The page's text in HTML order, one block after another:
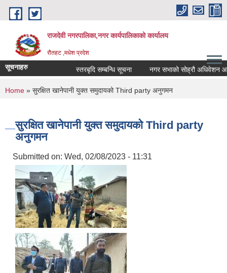
Skip to main content
राजदेवी नगरपालिका,नगर कार्यपालिकाको कार्यालय
रौतहट ,मधेश प्रदेश
सूचनाहरु स्तरबृदि सम्बन्धि सूचना नगर सभाको सोह्रौ अधिवेशन
You are here
Home » सुरक्षित खानेपानी युक्त समुदायको Third party अनुगमन
सुरक्षित खानेपानी युक्त समुदायको Third party
अनुगमन
Submitted on: Wed, 02/08/2023 - 11:31